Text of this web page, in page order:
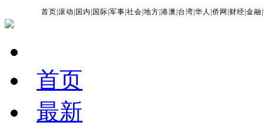
首页 |滚动 国内 国际 |军事 |社会 |地方 |港澳 台湾 |华人 |侨网 财经 |金融 |
首页
最新